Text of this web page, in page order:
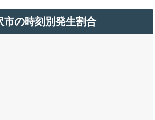
市の時刻別発生割合